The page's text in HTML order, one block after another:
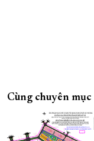
Cùng chuyên mục